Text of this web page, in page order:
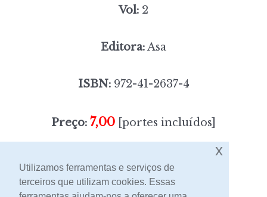
Vol: 2
Editora:Asa
ISBN:972-41-2637-4
Preço: 7,00 [portes incluídos]
Sem stock
Utilizamos ferramentas e serviços de
terceiros que utilizam cookies. Essas
x